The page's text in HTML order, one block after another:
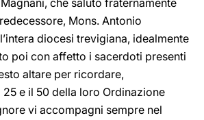
che saluto fraternamente
Mons. Antonio
diocesi trevigiana, idealmente
poi con affetto i sacerdoti presenti
altare per ricordare,
e il 50 della loro Ordinazione
vi accompagni sempre nel